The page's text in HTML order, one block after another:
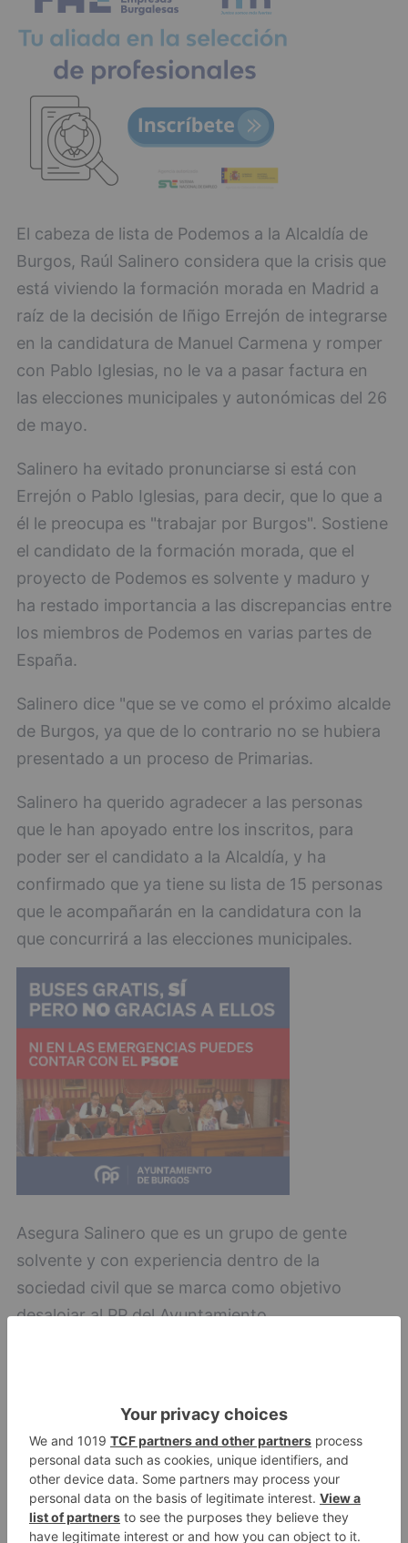
El cabeza de lista de Podemos a la Alcaldía de
Burgos, Raúl Salinero considera que la crisis que
está viviendo la formación morada en Madrid a
raíz de la decisión de Iñigo Errejón de integrarse
en la candidatura de Manuel Carmena y romper
con Pablo Iglesias, no le va a pasar factura en
las elecciones municipales y autonómicas del 26
de mayo.
Salinero ha evitado pronunciarse si está con
Errejón o Pablo Iglesias, para decir, que lo que a
él le preocupa es "trabajar por Burgos". Sostiene
el candidato de la formación morada, que el
proyecto de Podemos es solvente y maduro y
ha restado importancia a las discrepancias entre
los miembros de Podemos en varias partes de
España.
Salinero dice "que se ve como el próximo alcalde
de Burgos, ya que de lo contrario no se hubiera
presentado a un proceso de Primarias.
Salinero ha querido agradecer a las personas
que le han apoyado entre los inscritos, para
poder ser el candidato a la Alcaldía, y ha
confirmado que ya tiene su lista de 15 personas
que le acompañarán en la candidatura con la
que concurrirá a las elecciones municipales.
Asegura Salinero que es un grupo de gente
solvente y con experiencia dentro de la
sociedad civil que se marca como objetivo
desalojar al PP del Ayuntamiento.
LO + VISTO
1
Barrio (PSOE) denuncia que la
apertura del Castillo responde a
“una foto” y no a la culminación